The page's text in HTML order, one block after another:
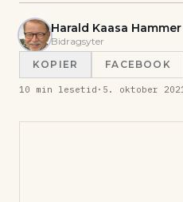
Harald Kaasa Hammer
Bidragsyter
KOPIER
FACEBOOK
10 min lesetid · 5. oktober